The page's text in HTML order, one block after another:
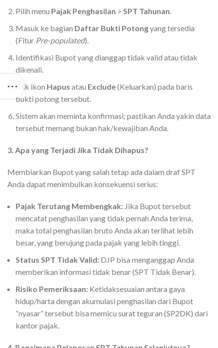
Pilih menu Pajak Penghasilan > SPT Tahunan.
Masuk ke bagian Daftar Bukti Potongyang tersedia
(Fitur Pre-populated).
Identifikasi Bupot yang dianggap tidak valid atau tidak
dikenali.
Klik ikon Hapus atau Exclude(Keluarkan) pada baris
bukti potong tersebut.
Sistem akan meminta konfirmasi; pastikan Anda yakin data
tersebut memang bukan hak/kewajiban Anda.
3. Apa yang Terjadi Jika Tidak Dihapus?
Membiarkan Bupot yang salah tetap ada dalam draf SPT
Anda dapat menimbulkan konsekuensi serius:
Pajak Terutang Membengkak: Jika Bupot tersebut
mencatat penghasilan yang tidak pernah Anda terima,
maka total penghasilan bruto Anda akan terlihat lebih
besar, yang berujung pada pajak yang lebih tinggi.
Status SPT Tidak Valid: DJP bisa menganggap Anda
memberikan informasi tidak benar (SPT Tidak Benar).
Risiko Pemeriksaan: Ketidaksesuaian antara gaya
hidup/harta dengan akumulasi penghasilan dari Bupot
“nyasar” tersebut bisa memicu surat teguran (SP2DK) dari
kantor pajak.